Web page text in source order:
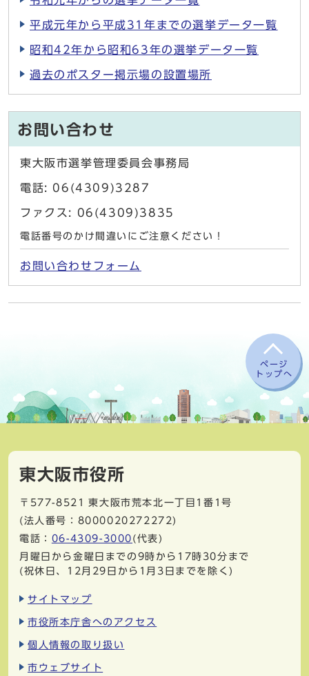
平成元年から平成31年までの選挙データ一覧
昭和42年から昭和63年の選挙データ一覧
過去のポスター掲示場の設置場所
お問い合わせ
東大阪市選挙管理委員会事務局
電話: 06(4309)3287
ファクス: 06(4309)3835
電話番号のかけ間違いにご注意ください！
お問い合わせフォーム
ページ
トップへ
東大阪市役所
〒577-8521
東大阪市荒本北一丁目1番1号
(法人番号：8000020272272)
電話： 06-4309-3000 (代表)
月曜日から金曜日までの9時から17時30分まで
(祝休日、12月29日から1月3日までを除く)
サイトマップ
市役所本庁舎へのアクセス
個人情報の取り扱い
市ウェブサイト